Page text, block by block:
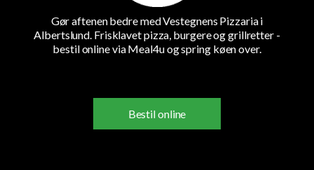
Gør aftenen bedre med Vestegnens Pizzaria i
Albertslund. Frisklavet pizza, burgere og grillretter -
bestil online via Meal4u og spring køen over.
Bestil online